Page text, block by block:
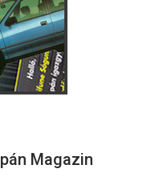
Magazin